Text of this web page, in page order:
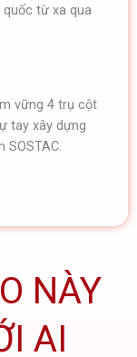
từ xa qua
vững 4 trụ cột
tay xây dựng
SOSTAC.
NÀY
AI